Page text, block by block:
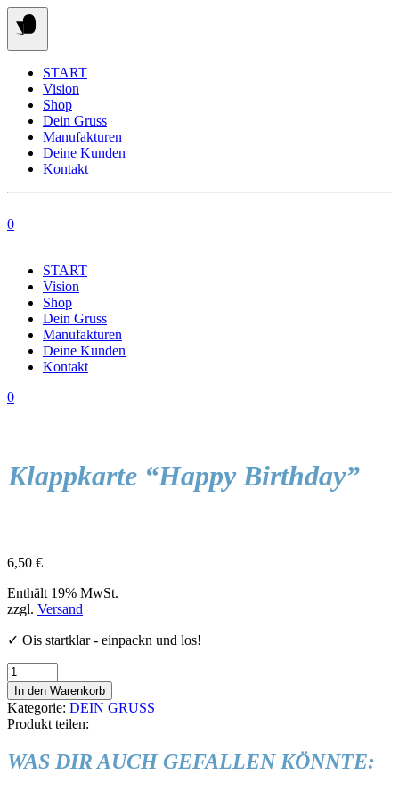
Springe
zum
Inhalt
START
Vision
Shop
Dein Gruss
Manufakturen
Deine Kunden
Kontakt
0
START
Vision
Shop
Dein Gruss
Manufakturen
Deine Kunden
Kontakt
0
Klappkarte “Happy Birthday”
6,50 €
Enthält 19% MwSt.
zzgl. Versand
✓ Ois startklar - einpackn und los!
Klappkarte
“Happy
Birthday”
Menge
In den Warenkorb
Kategorie: DEIN GRUSS
Produkt teilen:
WAS DIR AUCH GEFALLEN KÖNNTE: